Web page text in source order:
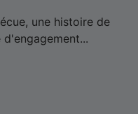
une histoire de